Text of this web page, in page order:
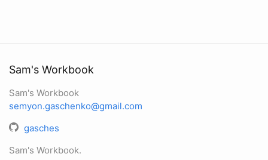
Sam's Workbook
Sam's Workbook
semyon.gaschenko@gmail.com
gasches
Sam's Workbook.